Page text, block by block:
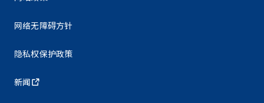
网络无障碍方针
隐私权保护政策
新闻